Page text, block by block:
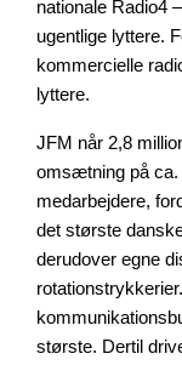
nationale Radio4
ugentlige lyttere.
kommercielle
lyttere.
JFM når 2,8
omsætning på ca.
medarbejdere,
det største
derudover egne
største. Dertil